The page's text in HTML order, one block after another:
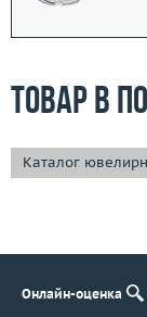
Товар в
Каталог
Онлайн-оценка